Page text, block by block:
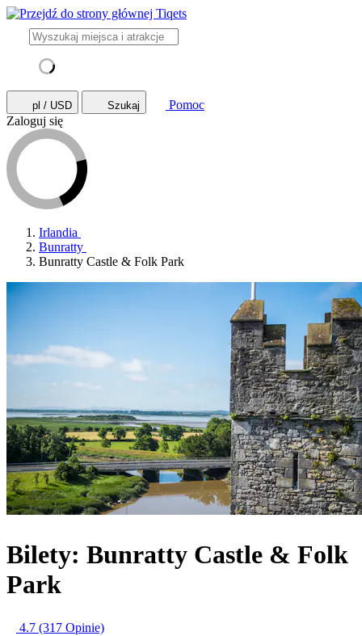
pl / USD Szukaj
Pomoc
Zaloguj się
Irlandia
Bunratty
Bunratty Castle & Folk Park
Bilety: Bunratty Castle & Folk
Park
4.7 (317 Opinie)